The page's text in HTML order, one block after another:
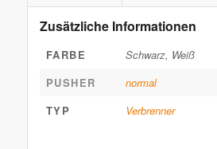
Zusätzliche Informationen
FARBE
Schwarz, Weiß
PUSHER
normal
TYP
Verbrenner